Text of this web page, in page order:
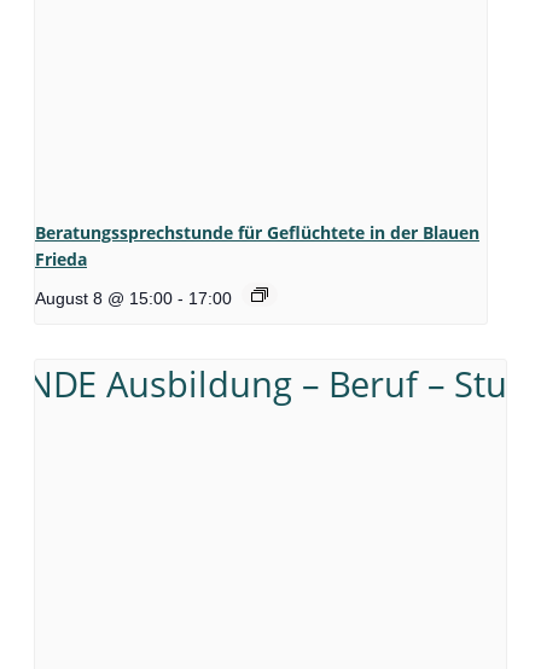
Beratungssprechstunde für Geflüchtete in der Blauen
Frieda
August 8 @ 15:00 - 17:00